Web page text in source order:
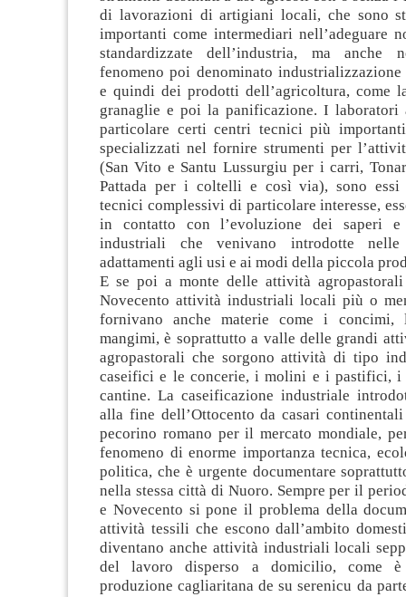
di lavorazioni di artigiani locali, che sono
importanti come intermediari nell’adeguare
standardizzate dell’industria, ma anche
fenomeno poi denominato
e quindi dei prodotti dell’agricoltura, come
granaglie e poi la panificazione. I
particolare certi centri tecnici più
specializzati nel fornire strumenti per
(San Vito e Santu Lussurgiu per i carri,
Pattada per i coltelli e così via), sono essi
tecnici complessivi di particolare interesse,
in contatto con l’evoluzione dei saperi e
industriali che venivano introdotte
adattamenti agli usi e ai modi della piccola
E se poi a monte delle attività
Novecento attività industriali locali più o
fornivano anche materie come i
mangimi, è soprattutto a valle delle grandi
agropastorali che sorgono attività di tipo
caseifici e le concerie, i molini e i pastifici,
cantine. La caseificazione industriale
alla fine dell’Ottocento da casari
pecorino romano per il mercato mondiale,
fenomeno di enorme importanza tecnica,
politica, che è urgente documentare
nella stessa città di Nuoro. Sempre per il
e Novecento si pone il problema della
attività tessili che escono dall’ambito
diventano anche attività industriali locali
del lavoro disperso a domicilio, come
produzione cagliaritana de su serenicu da